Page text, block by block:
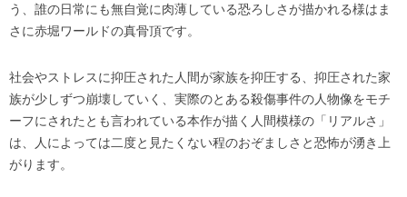
う、誰の日常にも無自覚に肉薄している恐ろしさが描かれる様はま
さに赤堀ワールドの真骨頂です。
社会やストレスに抑圧された人間が家族を抑圧する、抑圧された家
族が少しずつ崩壊していく、実際のとある殺傷事件の人物像をモチ
ーフにされたとも言われている本作が描く人間模様の「リアルさ」
は、人によっては二度と見たくない程のおぞましさと恐怖が湧き上
がります。